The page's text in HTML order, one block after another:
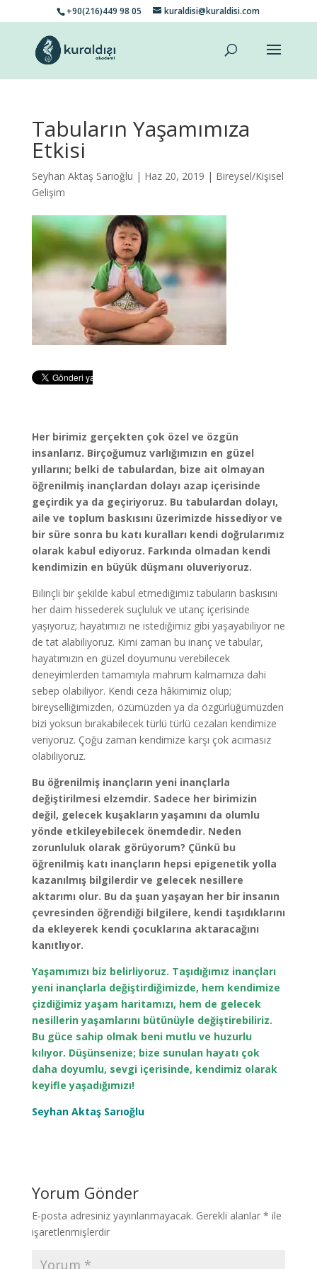
+90(216)449 98 05 kuraldisi@kuraldisi.com
Tabuların Yaşamımıza
Etkisi
Seyhan Aktaş Sarıoğlu | Haz 20, 2019 | Bireysel/Kişisel
Gelişim
Her birimiz gerçekten çok özel ve özgün
insanlarız. Birçoğumuz varlığımızın en güzel
yıllarını; belki de tabulardan, bize ait olmayan
öğrenilmiş inançlardan dolayı azap içerisinde
geçirdik ya da geçiriyoruz. Bu tabulardan dolayı,
aile ve toplum baskısını üzerimizde hissediyor ve
bir süre sonra bu katı kuralları kendi doğrularımız
olarak kabul ediyoruz. Farkında olmadan kendi
kendimizin en büyük düşmanı oluveriyoruz.
Bilinçli bir şekilde kabul etmediğimiz tabuların baskısını
her daim hissederek suçluluk ve utanç içerisinde
yaşıyoruz; hayatımızı ne istediğimiz gibi yaşayabiliyor ne
de tat alabiliyoruz. Kimi zaman bu inanç ve tabular,
hayatımızın en güzel doyumunu verebilecek
deneyimlerden tamamıyla mahrum kalmamıza dahi
sebep olabiliyor. Kendi ceza hâkimimiz olup;
bireyselliğimizden, özümüzden ya da özgürlüğümüzden
bizi yoksun bırakabilecek türlü türlü cezaları kendimize
veriyoruz. Çoğu zaman kendimize karşı çok acımasız
olabiliyoruz.
Bu öğrenilmiş inançların yeni inançlarla
değiştirilmesi elzemdir. Sadece her birimizin
değil, gelecek kuşakların yaşamını da olumlu
yönde etkileyebilecek önemdedir. Neden
zorunluluk olarak görüyorum? Çünkü bu
öğrenilmiş katı inançların hepsi epigenetik yolla
kazanılmış bilgilerdir ve gelecek nesillere
aktarımı olur. Bu da şuan yaşayan her bir insanın
çevresinden öğrendiği bilgilere, kendi taşıdıklarını
da ekleyerek kendi çocuklarına aktaracağını
kanıtlıyor.
Yaşamımızı biz belirliyoruz. Taşıdığımız inançları
yeni inançlarla değiştirdiğimizde, hem kendimize
çizdiğimiz yaşam haritamızı, hem de gelecek
nesillerin yaşamlarını bütünüyle değiştirebiliriz.
Bu güce sahip olmak beni mutlu ve huzurlu
kılıyor. Düşünsenize; bize sunulan hayatı çok
daha doyumlu, sevgi içerisinde, kendimiz olarak
keyifle yaşadığımızı!
Seyhan Aktaş Sarıoğlu
Yorum Gönder
E-posta adresiniz yayınlanmayacak. Gerekli alanlar * ile
işaretlenmişlerdir